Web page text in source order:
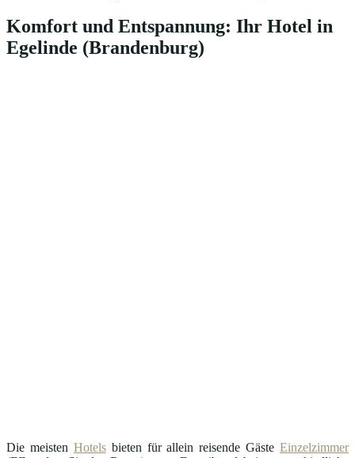
Komfort und Entspannung: Ihr Hotel in
Egelinde (Brandenburg)
Die meisten Hotelsbieten für allein reisende Gäste Einzelzimmer